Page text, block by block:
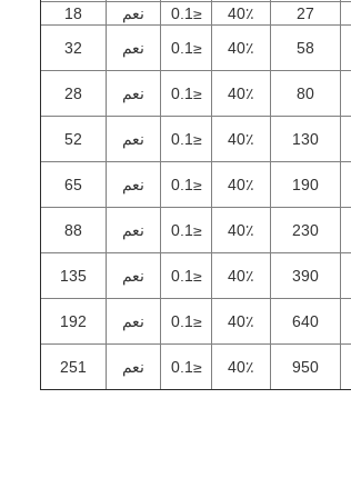
27 40٪ ≤0.1 نعم
18
58 40٪ ≤0.1 نعم
32
80 40٪ ≤0.1 نعم
28
130 40٪ ≤0.1 نعم
52
190 40٪ ≤0.1 نعم
65
230 40٪ ≤0.1 نعم
88
390 40٪ ≤0.1 نعم
135
640 40٪ ≤0.1 نعم
192
950 40٪ ≤0.1 نعم 251